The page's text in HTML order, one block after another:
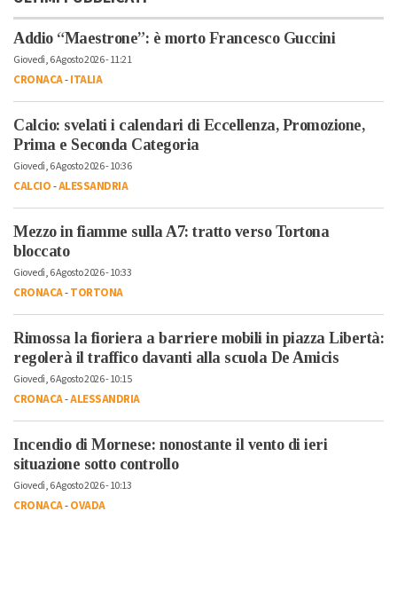
Addio “Maestrone”: è morto Francesco Guccini
Giovedì, 6 Agosto 2026 - 11:21
CRONACA-ITALIA
Calcio: svelati i calendari di Eccellenza, Promozione,
Prima e Seconda Categoria
Giovedì, 6 Agosto 2026 - 10:36
CALCIO-ALESSANDRIA
Mezzo in fiamme sulla A7: tratto verso Tortona
bloccato
Giovedì, 6 Agosto 2026 - 10:33
CRONACA-TORTONA
Rimossa la fioriera a barriere mobili in piazza Libertà:
regolerà il traffico davanti alla scuola De Amicis
Giovedì, 6 Agosto 2026 - 10:15
CRONACA-ALESSANDRIA
Incendio di Mornese: nonostante il vento di ieri
situazione sotto controllo
Giovedì, 6 Agosto 2026 - 10:13
CRONACA-OVADA